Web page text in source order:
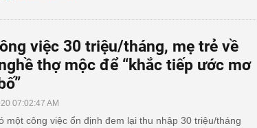
việc 30 triệu/tháng, mẹ trẻ về
thợ mộc để “khắc tiếp ước mơ
07:02:47 AM
một công việc ổn định đem lại thu nhập 30 triệu/tháng